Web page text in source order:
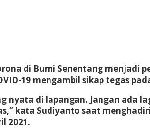
di Bumi Senentang menjadi
19 mengambil sikap tegas
nyata di lapangan. Jangan ada
kata Sudiyanto saat
2021.